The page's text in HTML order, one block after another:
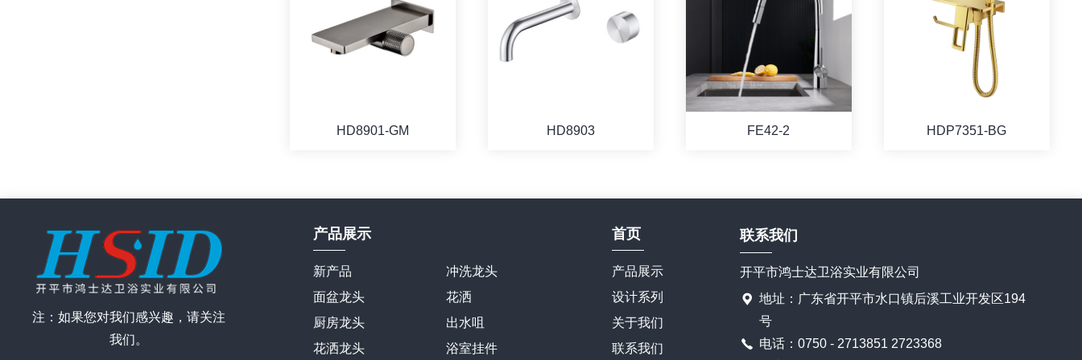
HD8901-GM HD8903 FE42-2 HDP7351-BG
注：如果您对我们感兴趣，请关注
我们。
产品展示
新产品
面盆龙头
厨房龙头
花洒龙头
冲洗龙头
花洒
出水咀
浴室挂件
首页
产品展示
设计系列
关于我们
联系我们
联系我们
开平市鸿士达卫浴实业有限公司
地址：广东省开平市水口镇后溪工业开发区194
号
电话：0750 - 2713851 2723368